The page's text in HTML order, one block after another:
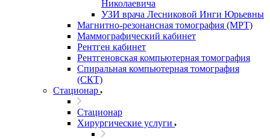
Николаевича
УЗИ врача Лесниковой Инги Юрьевны
Магнитно-резонансная томография (МРТ)
Маммографический кабинет
Рентген кабинет
Рентгеновская компьютерная томография
Спиральная компьютерная томография
(СКТ)
Стационар
Стационар
Хирургические услуги